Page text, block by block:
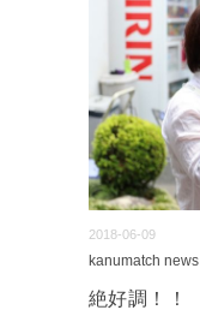
2018-06-09
kanumatch news
絶好調！！